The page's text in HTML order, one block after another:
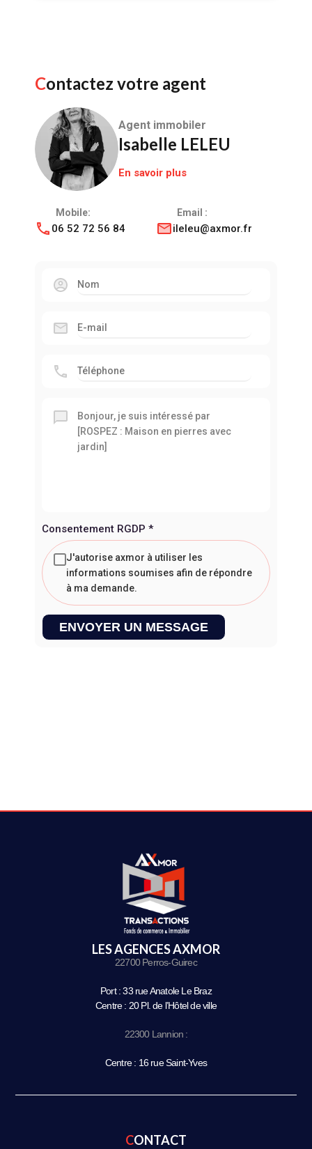
Contactez votre agent
Agent immobiler
Isabelle LELEU
En savoir plus
Mobile:
06 52 72 56 84
Email :
ileleu@axmor.fr
Consentement RGDP *
J'autorise axmor à utiliser les
informations soumises afin de répondre
à ma demande.
ENVOYER UN MESSAGE
LES AGENCES AXMOR
22700 Perros-Guirec
Port : 33 rue Anatole Le Braz
Centre : 20 Pl. de l’Hôtel de ville
22300 Lannion :
Centre : 16 rue Saint-Yves
CONTACT